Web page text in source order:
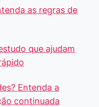
as regras de
que ajudam
Entenda a
continuada